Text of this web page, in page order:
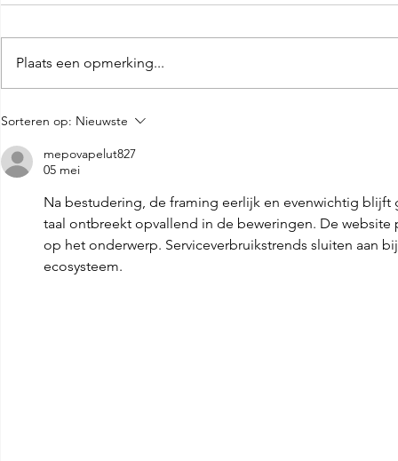
Groene olijventapenade
met amandel
Plaats een opmerking...
Sorteren op: Nieuwste
mepovapelut827
05 mei
Na bestudering, de framing eerlijk en evenwichtig
taal ontbreekt opvallend in de beweringen. De
op het onderwerp. Serviceverbruikstrends sluiten aan
ecosysteem.